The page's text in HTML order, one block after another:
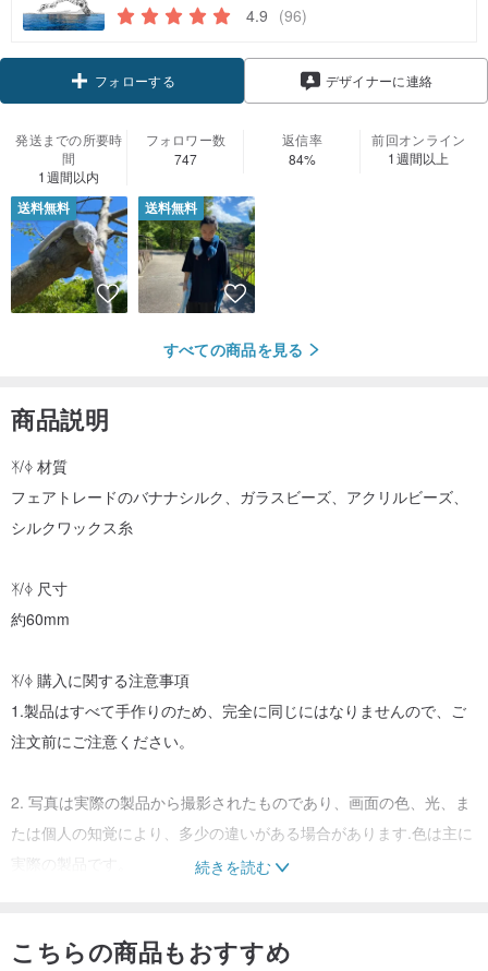
4.9 (96)
デザイナーに連絡
発送までの所要時
間
1週間以内
フォロワー数
747
返信率
84%
前回オンライン
1週間以上
送料無料 送料無料
すべての商品を見る
商品説明
ᛡ/ᛄ 材質
フェアトレードのバナナシルク、ガラスビーズ、アクリルビーズ、
シルクワックス糸
ᛡ/ᛄ 尺寸
約60mm
ᛡ/ᛄ 購入に関する注意事項
1.製品はすべて手作りのため、完全に同じにはなりませんので、ご
注文前にご注意ください。
2. 写真は実際の製品から撮影されたものであり、画面の色、光、ま
たは個人の知覚により、多少の違いがある場合があります.色は主に
実際の製品です。
た場合は、金属やワイヤーの酸化や劣化を防ぐため、乾いた布また
続きを読む
こちらの商品もおすすめ